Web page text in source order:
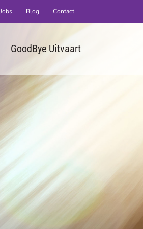
Jobs Blog Contact
GoodBye Uitvaart